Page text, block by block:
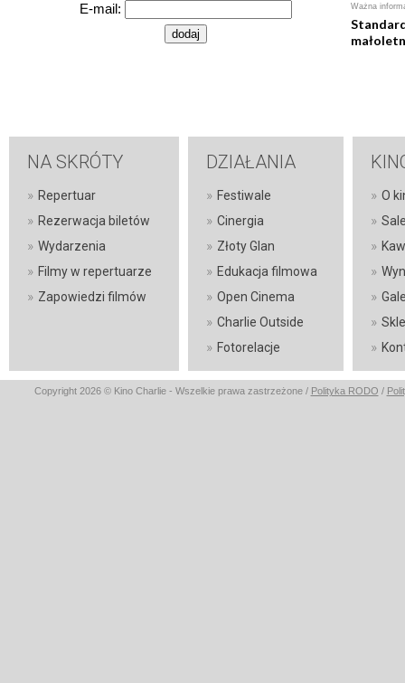
E-mail:
Ważna
NA SKRÓTY
» Repertuar
» Rezerwacja biletów
» Wydarzenia
» Filmy w repertuarze
» Zapowiedzi filmów
DZIAŁANIA
» Festiwale
» Cinergia
» Złoty Glan
» Edukacja filmowa
» Open Cinema
» Charlie Outside
» Fotorelacje
» O
»
»
»
»
»
»
Copyright 2026 © Kino Charlie - Wszelkie prawa zastrzeżone / Polityka RODO /